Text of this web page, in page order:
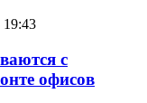
19:43
с
офисов